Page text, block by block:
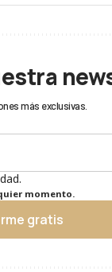
más exclusivas.
momento.
gratis